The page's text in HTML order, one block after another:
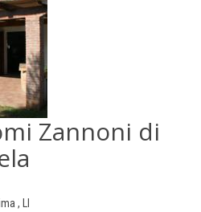
Zannoni di
, LI